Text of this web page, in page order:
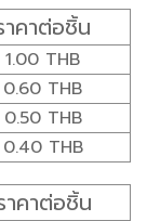
าคาต่อชิ้น
1.00 THB
0.60 THB
0.50 THB
0.40 THB
าคาต่อชิ้น